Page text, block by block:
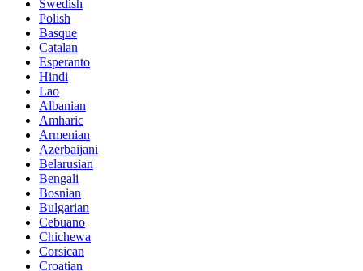
Swedish
Polish
Basque
Catalan
Esperanto
Hindi
Lao
Albanian
Amharic
Armenian
Azerbaijani
Belarusian
Bengali
Bosnian
Bulgarian
Cebuano
Chichewa
Corsican
Croatian